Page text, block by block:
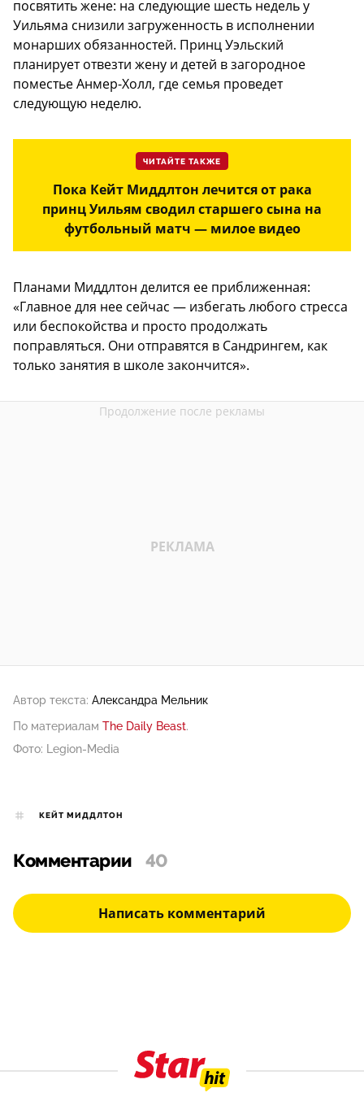
посвятить жене: на следующие шесть недель у
Уильяма снизили загруженность в исполнении
монарших обязанностей. Принц Уэльский
планирует отвезти жену и детей в загородное
поместье Анмер-Холл, где семья проведет
следующую неделю.
ЧИТАЙТЕ ТАКЖЕ
Пока Кейт Миддлтон лечится от рака
принц Уильям сводил старшего сына на
футбольный матч — милое видео
Планами Миддлтон делится ее приближенная:
«Главное для нее сейчас — избегать любого стресса
или беспокойства и просто продолжать
поправляться. Они отправятся в Сандрингем, как
только занятия в школе закончится».
Автор текста: Александра Мельник
По материалам The Daily Beast.
Фото: Legion-Media
КЕЙТ МИДДЛТОН
Комментарии 40
Написать комментарий